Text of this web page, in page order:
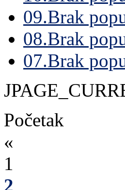
09.Brak
08.Brak
07.Brak
Početak
«
1
2